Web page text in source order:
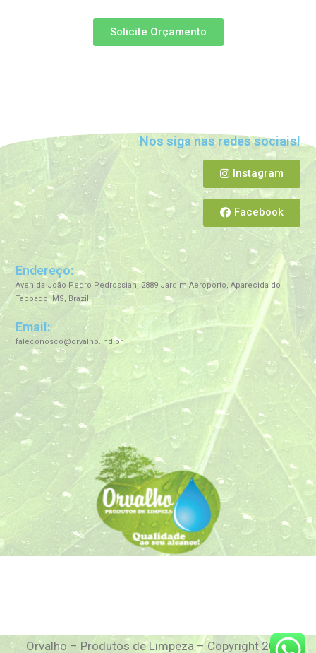
Solicite Orçamento
Endereço:
Avenida João Pedro Pedrossian, 2889 Jardim Aeroporto, Aparecida do
Taboado, MS, Brazil
Email:
faleconosco@orvalho.ind.br
Nos siga nas redes sociais!
Instagram
Facebook
Orvalho – Produtos de Limpeza – Copyright 2022